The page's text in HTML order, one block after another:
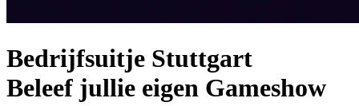
Bedrijfsuitje Stuttgart
Beleef jullie eigen Gameshow